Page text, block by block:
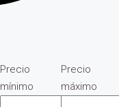
Precio
mínimo
Precio
máximo